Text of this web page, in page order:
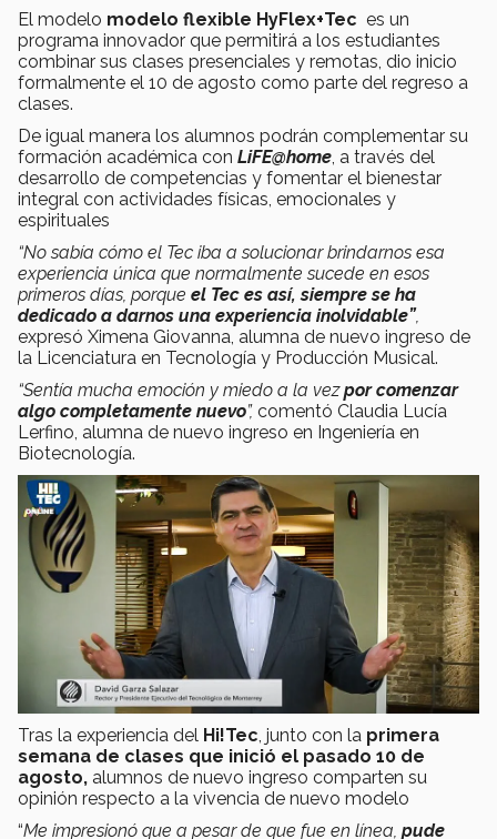
El modelo modelo flexible HyFlex+Tec es un
programa innovador que permitirá a los estudiantes
combinar sus clases presenciales y remotas, dio inicio
formalmente el 10 de agosto como parte del regreso a
clases.
De igual manera los alumnos podrán complementar su
formación académica con LiFE@home, a través del
desarrollo de competencias y fomentar el bienestar
integral con actividades físicas, emocionales y
espirituales
“No sabía cómo el Tec iba a solucionar brindarnos esa
experiencia única que normalmente sucede en esos
primeros días, porque el Tec es así, siempre se ha
dedicado a darnos una experiencia inolvidable”,
expresó Ximena Giovanna, alumna de nuevo ingreso de
la Licenciatura en Tecnología y Producción Musical.
“Sentía mucha emoción y miedo a la vezpor comenzar
algo completamente nuevo”, comentó Claudia Lucía
Lerfino, alumna de nuevo ingreso en Ingeniería en
Biotecnología.
Tras la experiencia del Hi!Tec, junto con la primera
semana de clases que inició el pasado 10 de
agosto, alumnos de nuevo ingreso comparten su
opinión respecto a la vivencia de nuevo modelo
“Me impresionó que a pesar de que fue en línea, pude